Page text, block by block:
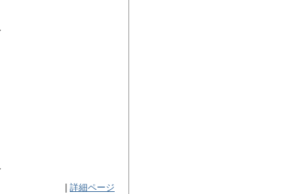
詳細ページ